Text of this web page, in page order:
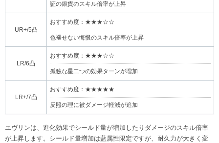
証の銀貨のスキル倍率が上昇
UR+/5凸
おすすめ度：★★★☆☆
色褪せない悔恨のスキル倍率が上昇
LR/6凸
おすすめ度：★★★☆☆
孤独な星二つの効果ターンが増加
LR+/7凸
おすすめ度：★★★★★
反照の理に被ダメージ軽減が追加
エヴリンは、進化効果でシールド量が増加したりダメージのスキル倍率
が上昇します。シールド量増加は藍属性限定ですが、耐久力が大きく変